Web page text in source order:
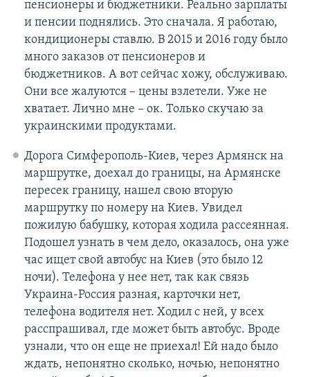
пенсионеры и бюджетники. Реально зарплаты
и пенсии поднялись. Это сначала. Я работаю,
кондиционеры ставлю. В 2015 и 2016 году было
много заказов от пенсионеров и
бюджетников. А вот сейчас хожу, обслуживаю.
Они все жалуются – цены взлетели. Уже не
хватает. Лично мне – ок. Только скучаю за
украинскими продуктами.
Дорога Симферополь-Киев, через Армянск на
маршрутке, доехал до границы, на Армянске
пересек границу, нашел свою вторую
маршрутку по номеру на Киев. Увидел
пожилую бабушку, которая ходила рассеянная.
Подошел узнать в чем дело, оказалось, она уже
час ищет свой автобус на Киев (это было 12
ночи). Телефона у нее нет, так как связь
Украина-Россия разная, карточки нет,
телефона водителя нет. Ходил с ней, у всех
расспрашивал, где может быть автобус. Вроде
узнали, что он еще не приехал! Ей надо было
ждать, непонятно сколько, ночью, непонятно